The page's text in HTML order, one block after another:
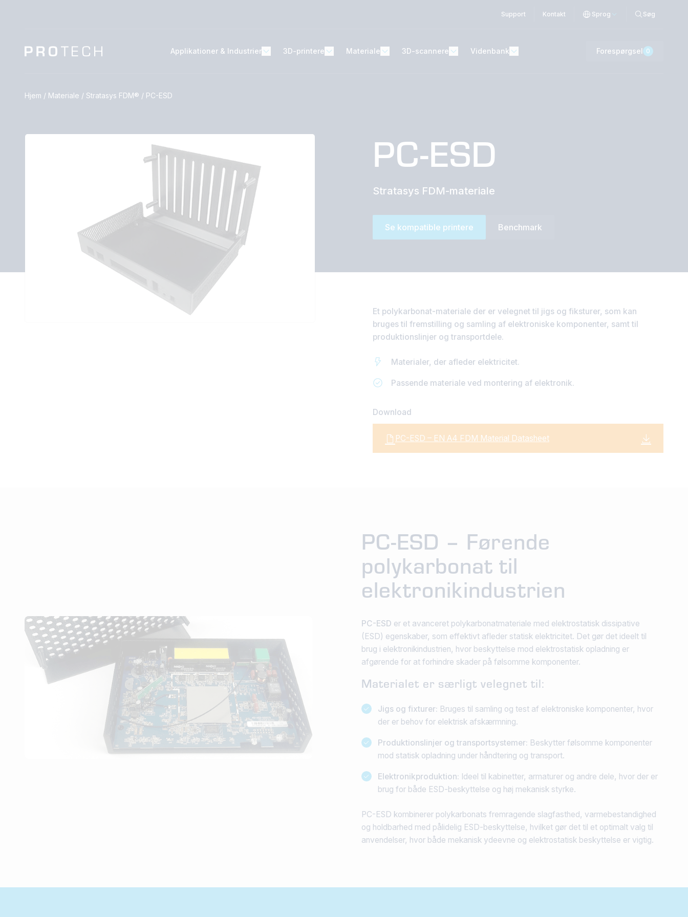
Support Kontakt Sprog Søg
Applikationer & Industrier 3D-printere Materiale 3D-scannere Videnbank Forespørgsel 0
Hjem / Materiale / Stratasys FDM® / PC-ESD
PC-ESD
Stratasys FDM-materiale
Se kompatible printere Benchmark
Et polykarbonat-materiale der er velegnet til jigs og fiksturer, som kan
bruges til fremstilling og samling af elektroniske komponenter, samt til
produktionslinjer og transportdele.
Materialer, der afleder elektricitet.
Passende materiale ved montering af elektronik.
Download
PC-ESD – EN A4 FDM Material Datasheet
PC-ESD – Førende
polykarbonat til
elektronikindustrien
PC-ESD er et avanceret polykarbonatmateriale med elektrostatisk dissipative
(ESD) egenskaber, som effektivt afleder statisk elektricitet. Det gør det ideelt til
brug i elektronikindustrien, hvor beskyttelse mod elektrostatisk opladning er
afgørende for at forhindre skader på følsomme komponenter.
Materialet er særligt velegnet til:
Jigs og fixturer: Bruges til samling og test af elektroniske komponenter, hvor
der er behov for elektrisk afskærmning.
Produktionslinjer og transportsystemer: Beskytter følsomme komponenter
mod statisk opladning under håndtering og transport.
Elektronikproduktion: Ideel til kabinetter, armaturer og andre dele, hvor der er
brug for både ESD-beskyttelse og høj mekanisk styrke.
PC-ESD kombinerer polykarbonats fremragende slagfasthed, varmebestandighed
og holdbarhed med pålidelig ESD-beskyttelse, hvilket gør det til et optimalt valg til
anvendelser, hvor både mekanisk ydeevne og elektrostatisk beskyttelse er vigtig.